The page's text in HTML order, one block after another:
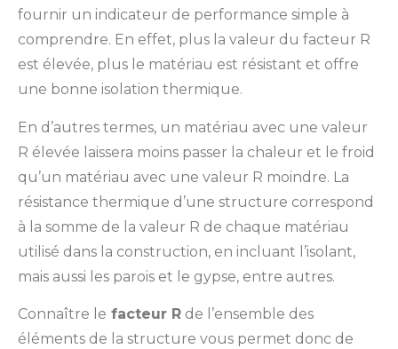
fournir un indicateur de performance simple à
comprendre. En effet, plus la valeur du facteur R
est élevée, plus le matériau est résistant et offre
une bonne isolation thermique.
En d’autres termes, un matériau avec une valeur
R élevée laissera moins passer la chaleur et le froid
qu’un matériau avec une valeur R moindre. La
résistance thermique d’une structure correspond
à la somme de la valeur R de chaque matériau
utilisé dans la construction, en incluant l’isolant,
mais aussi les parois et le gypse, entre autres.
Connaître le facteur R de l’ensemble des
éléments de la structure vous permet donc de